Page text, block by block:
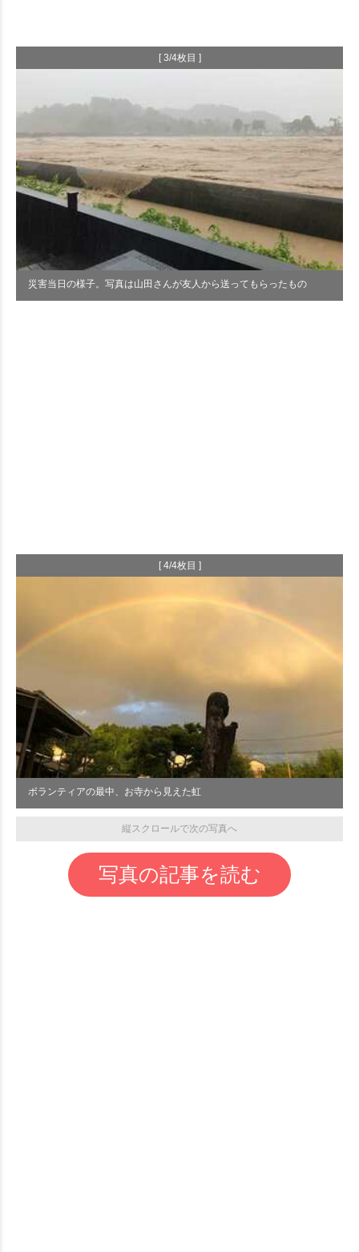
[ 3/4枚目 ]
災害当日の様子。写真は山田さんが友人から送ってもらったもの
[ 4/4枚目 ]
ボランティアの最中、お寺から見えた虹
縦スクロールで次の写真へ
写真の記事を読む